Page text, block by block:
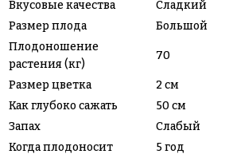
Вкусовые качества
Сладкий
Размер плода
Большой
Плодоношение
растения (кг)
70
Размер цветка
2 см
Как глубоко сажать
50 см
Запах
Слабый
Когда плодоносит
5 год